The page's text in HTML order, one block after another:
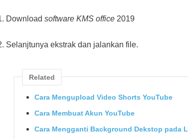
Download software KMS office 2019
Selanjtunya ekstrak dan jalankan file.
Related
Cara Mengupload Video Shorts YouTube
Cara Membuat Akun YouTube
Cara Mengganti Background Dekstop pada